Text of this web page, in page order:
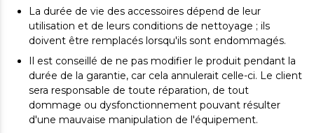
La durée de vie des accessoires dépend de leur
utilisation et de leurs conditions de nettoyage ; ils
doivent être remplacés lorsqu'ils sont endommagés.
Il est conseillé de ne pas modifier le produit pendant la
durée de la garantie, car cela annulerait celle-ci. Le client
sera responsable de toute réparation, de tout
dommage ou dysfonctionnement pouvant résulter
d'une mauvaise manipulation de l'équipement.